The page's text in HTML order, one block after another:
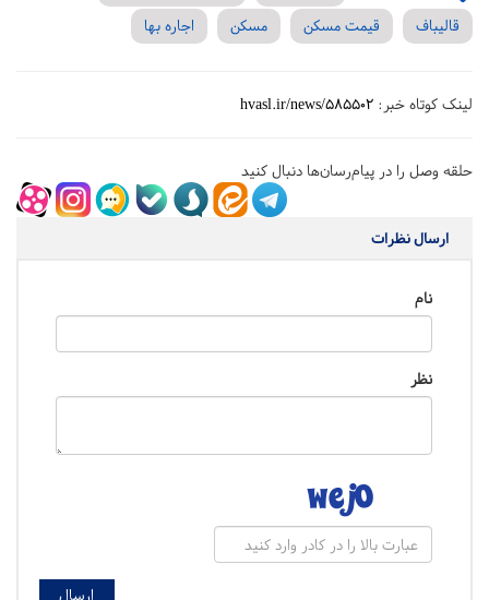
قالیباف
قیمت مسکن مسکن اجاره بها
لینک کوتاه خبر: hvasl.ir/news/585502
حلقه وصل را در پیام‌رسان‌ها دنبال کنید
ارسال نظرات
نام
نظر